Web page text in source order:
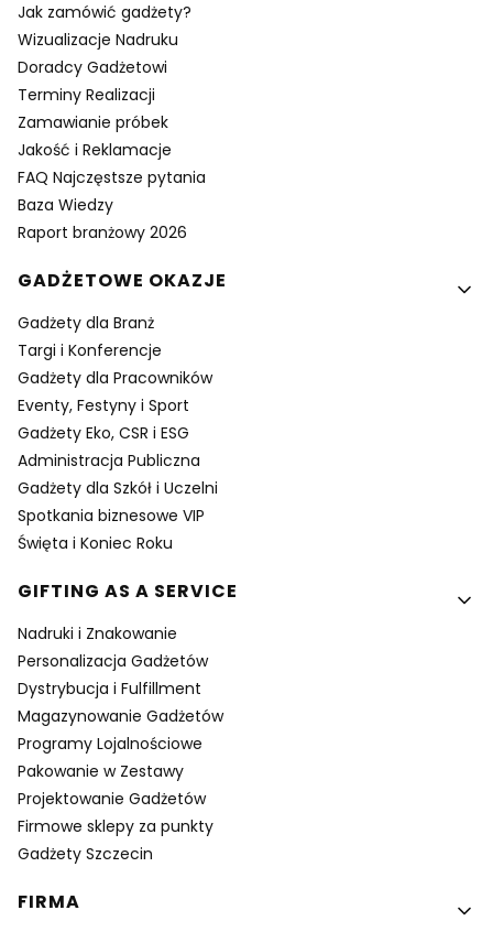
Jak zamówić gadżety?
Wizualizacje Nadruku
Doradcy Gadżetowi
Terminy Realizacji
Zamawianie próbek
Jakość i Reklamacje
FAQ Najczęstsze pytania
Baza Wiedzy
Raport branżowy 2026
GADŻETOWE OKAZJE
Gadżety dla Branż
Targi i Konferencje
Gadżety dla Pracowników
Eventy, Festyny i Sport
Gadżety Eko, CSR i ESG
Administracja Publiczna
Gadżety dla Szkół i Uczelni
Spotkania biznesowe VIP
Święta i Koniec Roku
GIFTING AS A SERVICE
Nadruki i Znakowanie
Personalizacja Gadżetów
Dystrybucja i Fulfillment
Magazynowanie Gadżetów
Programy Lojalnościowe
Pakowanie w Zestawy
Projektowanie Gadżetów
Firmowe sklepy za punkty
Gadżety Szczecin
FIRMA